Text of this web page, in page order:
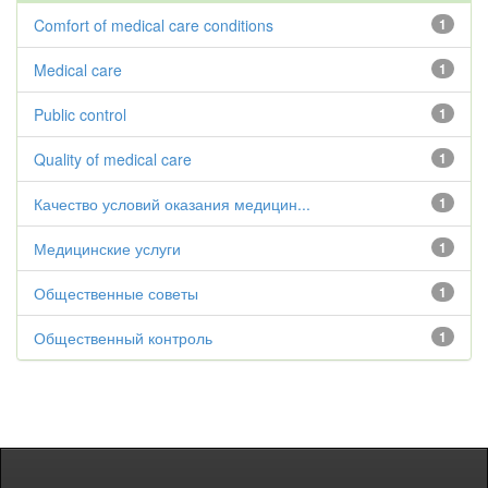
1
Comfort of medical care conditions
1
Medical care
1
Public control
1
Quality of medical care
1
Качество условий оказания медицин...
1
Медицинские услуги
1
Общественные советы
1
Общественный контроль